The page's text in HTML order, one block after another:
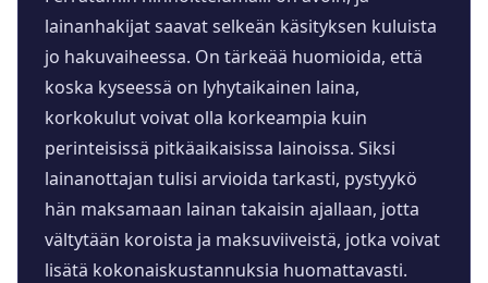
lainanhakijat saavat selkeän käsityksen kuluista
jo hakuvaiheessa. On tärkeää huomioida, että
koska kyseessä on lyhytaikainen laina,
korkokulut voivat olla korkeampia kuin
perinteisissä pitkäaikaisissa lainoissa. Siksi
lainanottajan tulisi arvioida tarkasti, pystyykö
hän maksamaan lainan takaisin ajallaan, jotta
vältytään koroista ja maksuviiveistä, jotka voivat
lisätä kokonaiskustannuksia huomattavasti.